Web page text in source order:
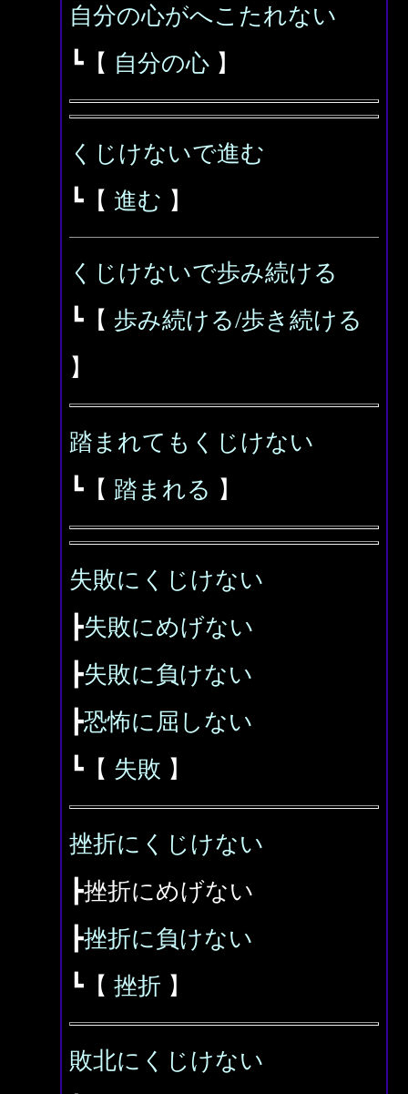
自分の心がへこたれない
┗【 自分の心 】
くじけないで進む
┗【 進む 】
くじけないで歩み続ける
┗【 歩み続ける/歩き続ける
】
踏まれてもくじけない
┗【 踏まれる 】
失敗にくじけない
┣失敗にめげない
┣失敗に負けない
┣恐怖に屈しない
┗【 失敗 】
挫折にくじけない
┣挫折にめげない
┣挫折に負けない
┗【 挫折 】
敗北にくじけない